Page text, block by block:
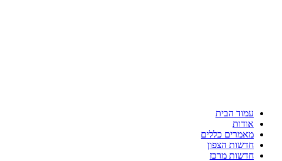
עמוד הבית
אודות
מאמרים כללים
חדשות הצפון
חדשות מרכז